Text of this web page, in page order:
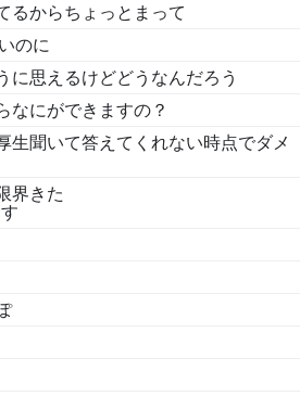
るからちょっとまって
のに
に思えるけどどうなんだろう
なにができますの？
生聞いて答えてくれない時点でダメ
界きた